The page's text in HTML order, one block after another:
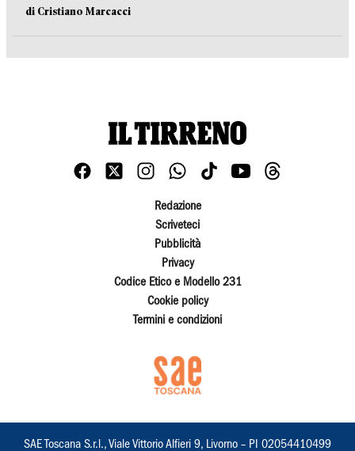
di Cristiano Marcacci
Redazione
Scriveteci
Pubblicità
Privacy
Codice Etico e Modello 231
Cookie policy
Termini e condizioni
SAE Toscana S.r.l., Viale Vittorio Alfieri 9, Livorno – PI 02054410499